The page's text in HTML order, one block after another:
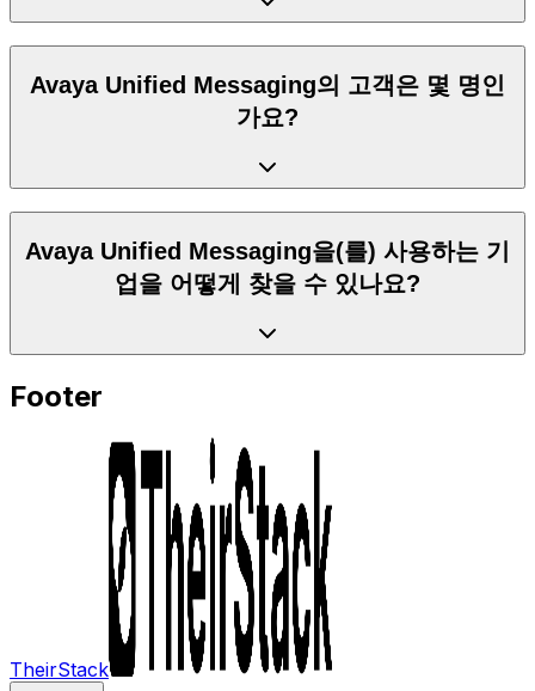
Avaya Unified Messaging의 고객은 몇 명인
가요?
Avaya Unified Messaging을(를) 사용하는 기
업을 어떻게 찾을 수 있나요?
Footer
TheirStack